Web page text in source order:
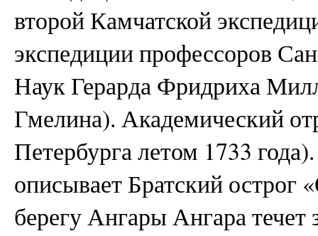
второй Камчатской
экспедиции профессоров
Наук Герарда Фридриха
Гмелина). Академический
Петербурга летом 1733
описывает Братский острог
берегу Ангары Ангара течет